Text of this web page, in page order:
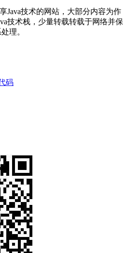
Java技术的网站，大部分内容为作
技术栈，少量转载转载于网络并保
理。
码